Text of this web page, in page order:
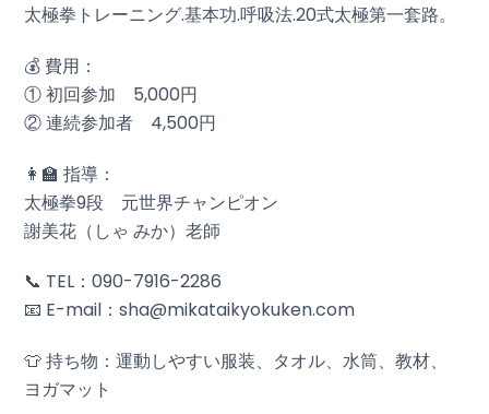
太極拳トレーニング.基本功.呼吸法.20式太極第一套路。
💰 費用：
① 初回参加 5,000円
② 連続参加者 4,500円
👩‍🏫 指導：
太極拳9段 元世界チャンピオン
謝美花（しゃ みか）老師
📞 TEL：090-7916-2286
📧 E-mail：sha@mikataikyokuken.com
👕 持ち物：運動しやすい服装、タオル、水筒、教材、
ヨガマット